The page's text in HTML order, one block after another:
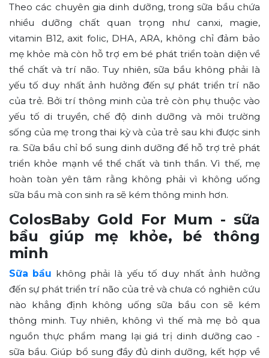
Theo các chuyên gia dinh dưỡng, trong sữa bầu chứa
nhiều dưỡng chất quan trọng như canxi, magie,
vitamin B12, axit folic, DHA, ARA, không chỉ đảm bảo
mẹ khỏe mà còn hỗ trợ em bé phát triển toàn diện về
thể chất và trí não. Tuy nhiên, sữa bầu không phải là
yếu tố duy nhất ảnh hưởng đến sự phát triển trí não
của trẻ. Bởi trí thông minh của trẻ còn phụ thuộc vào
yếu tố di truyền, chế độ dinh dưỡng và môi trường
sống của mẹ trong thai kỳ và của trẻ sau khi được sinh
ra. Sữa bầu chỉ bổ sung dinh dưỡng để hỗ trợ trẻ phát
triển khỏe mạnh về thể chất và tinh thần. Vì thế, mẹ
hoàn toàn yên tâm rằng không phải vì không uống
sữa bầu mà con sinh ra sẽ kém thông minh hơn.
ColosBaby Gold For Mum - sữa
bầu giúp mẹ khỏe, bé thông
minh
Sữa bầu không phải là yếu tố duy nhất ảnh hưởng
đến sự phát triển trí não của trẻ và chưa có nghiên cứu
nào khẳng định không uống sữa bầu con sẽ kém
thông minh. Tuy nhiên, không vì thế mà mẹ bỏ qua
nguồn thực phẩm mang lại giá trị dinh dưỡng cao -
sữa bầu. Giúp bổ sung đầy đủ dinh dưỡng, kết hợp về